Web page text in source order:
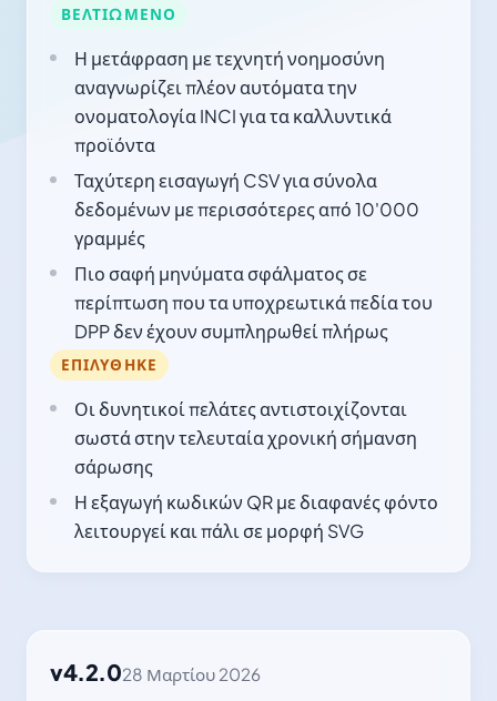
ΒΕΛΤΙΩΜΈΝΟ
Η μετάφραση με τεχνητή νοημοσύνη
αναγνωρίζει πλέον αυτόματα την
ονοματολογία INCI για τα καλλυντικά
προϊόντα
Ταχύτερη εισαγωγή CSV για σύνολα
δεδομένων με περισσότερες από 10'000
γραμμές
Πιο σαφή μηνύματα σφάλματος σε
περίπτωση που τα υποχρεωτικά πεδία του
DPP δεν έχουν συμπληρωθεί πλήρως
ΕΠΙΛΎΘΗΚΕ
Οι δυνητικοί πελάτες αντιστοιχίζονται
σωστά στην τελευταία χρονική σήμανση
σάρωσης
Η εξαγωγή κωδικών QR με διαφανές φόντο
λειτουργεί και πάλι σε μορφή SVG
v4.2.028 Μαρτίου 2026